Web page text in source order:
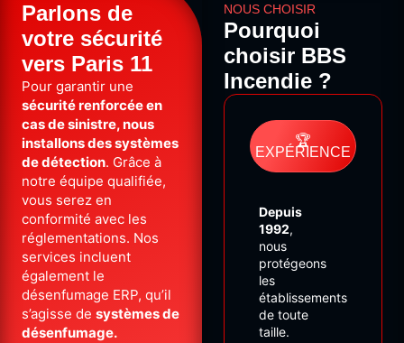
Parlons de
votre sécurité
vers Paris 11
Pour garantir une
sécurité renforcée en
cas de sinistre, nous
installons des systèmes
de détection. Grâce à
notre équipe qualifiée,
vous serez en
conformité avec les
réglementations. Nos
services incluent
également le
désenfumage ERP, qu’il
s’agisse de systèmes de
désenfumage.
NOUS CHOISIR
Pourquoi
choisir BBS
Incendie ?
🏆
EXPÉRIENCE
Depuis
1992,
nous
protégeons
les
établissements
de toute
taille.